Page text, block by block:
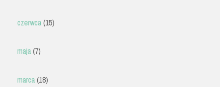
czerwca(15)
maja(7)
marca(18)